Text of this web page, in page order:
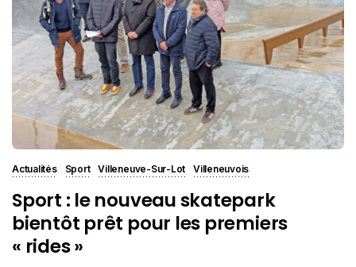
Actualités Sport Villeneuve-Sur-Lot Villeneuvois
Sport : le nouveau skatepark
bientôt prêt pour les premiers
« rides »